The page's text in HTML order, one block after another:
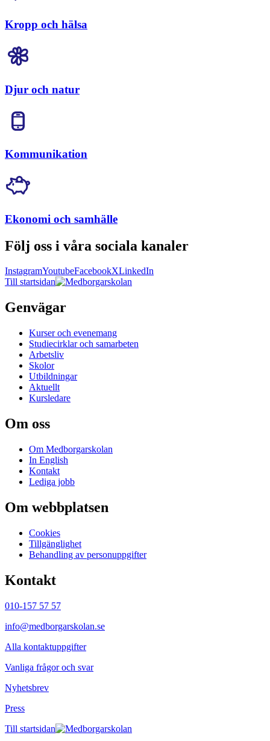
Kropp och hälsa
Djur och natur
Kommunikation
Ekonomi och samhälle
Följ oss i våra sociala kanaler
InstagramYoutubeFacebookXLinkedIn
Till startsidan
Genvägar
Kurser och evenemang
Studiecirklar och samarbeten
Arbetsliv
Skolor
Utbildningar
Aktuellt
Kursledare
Om oss
Om Medborgarskolan
In English
Kontakt
Lediga jobb
Om webbplatsen
Cookies
Tillgänglighet
Behandling av personuppgifter
Kontakt
010-157 57 57
info@medborgarskolan.se
Alla kontaktuppgifter
Vanliga frågor och svar
Nyhetsbrev
Press
Till startsidan